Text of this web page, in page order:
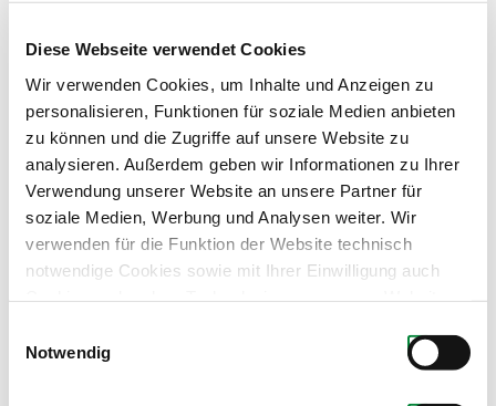
Diese Webseite verwendet Cookies
Wir verwenden Cookies, um Inhalte und Anzeigen zu
personalisieren, Funktionen für soziale Medien anbieten
zu können und die Zugriffe auf unsere Website zu
analysieren. Außerdem geben wir Informationen zu Ihrer
Verwendung unserer Website an unsere Partner für
soziale Medien, Werbung und Analysen weiter. Wir
verwenden für die Funktion der Website technisch
notwendige Cookies sowie mit Ihrer Einwilligung auch
zu personalisieren, Funktionen für soziale Medien
anbieten zu können, externe Inhalte einzubinden und
Notwendig
Produkte dieses Partners